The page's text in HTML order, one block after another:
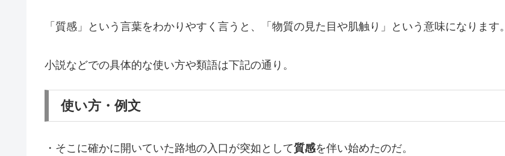
「質感」という言葉をわかりやすく言うと、「物質の見た目や肌触り」という意味になります。
小説などでの具体的な使い方や類語は下記の通り。
使い方・例文
・そこに確かに開いていた路地の入口が突如として質感を伴い始めたのだ。